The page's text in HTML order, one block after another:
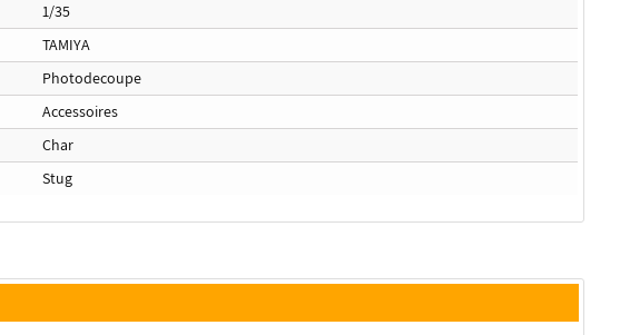
1/35
TAMIYA
Photodecoupe
Accessoires
Char
Stug